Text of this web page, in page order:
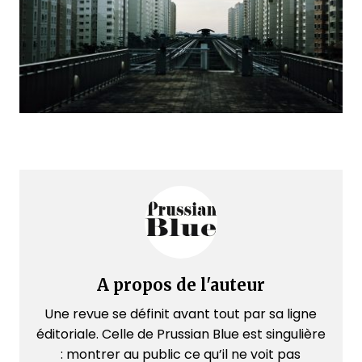
A propos de l'auteur
Une revue se définit avant tout par sa ligne
éditoriale. Celle de Prussian Blue est singulière
: montrer au public ce qu’il ne voit pas